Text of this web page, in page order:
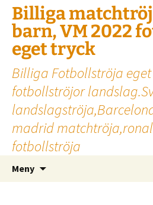
Billiga
barn, VM 2022
eget tryck
Billiga Fotbollströja eget
fotbollströjor
madrid
fotbollströja
Meny